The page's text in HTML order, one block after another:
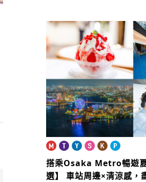
搭乘Osaka Metro暢遊
選】
車站周邊×清涼感，